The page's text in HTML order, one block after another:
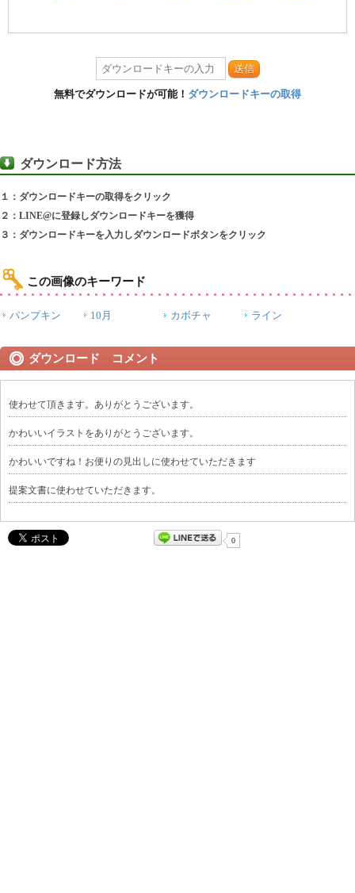
送信
無料でダウンロードが可能！ ダウンロードキーの取得
ダウンロード方法
１：ダウンロードキーの取得をクリック
２：LINE@に登録しダウンロードキーを獲得
３：ダウンロードキーを入力しダウンロードボタンをクリック
この画像のキーワード
パンプキン 10月 カボチャ ライン
ダウンロード コメント
使わせて頂きます。ありがとうございます。
かわいいイラストをありがとうございます。
かわいいですね！お便りの見出しに使わせていただきます
提案文書に使わせていただきます。
0